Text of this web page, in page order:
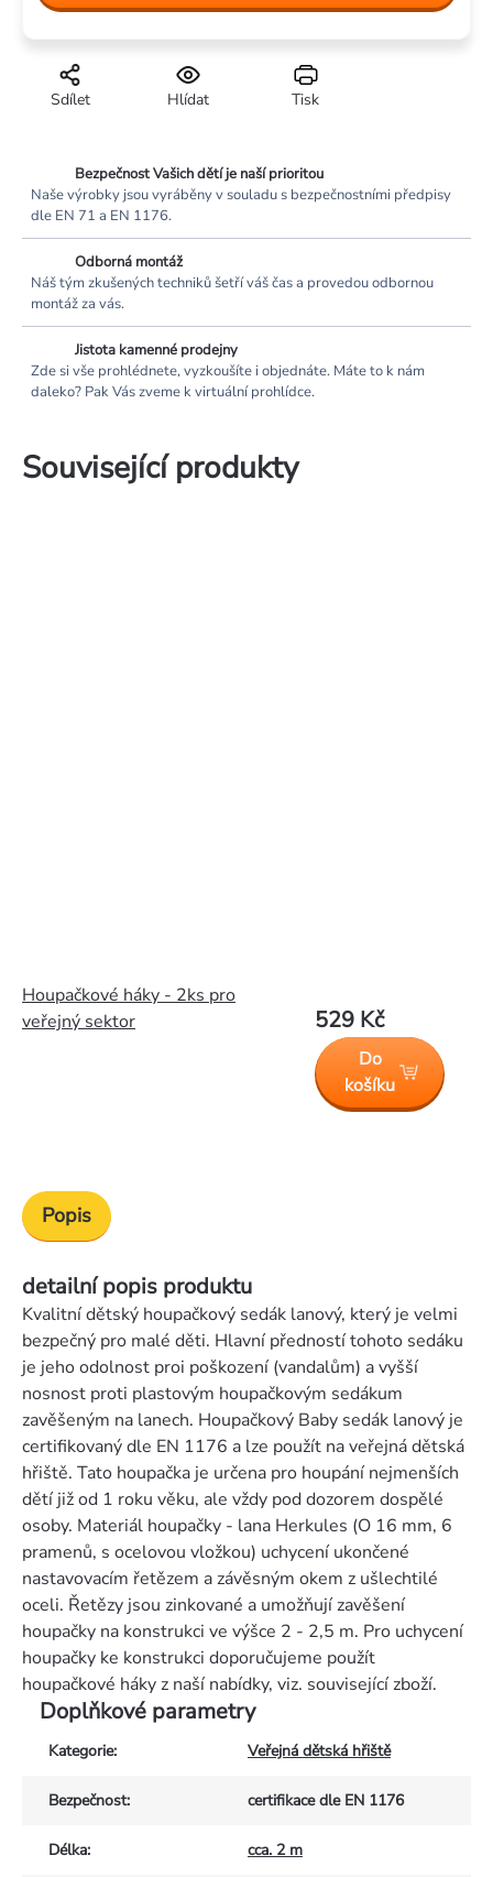
Tisk
Hlídat
Sdílet
Bezpečnost Vašich dětí je naší prioritou
Naše výrobky jsou vyráběny v souladu s bezpečnostními předpisy
dle EN 71 a EN 1176.
Odborná montáž
Náš tým zkušených techniků šetří váš čas a provedou odbornou
montáž za vás.
Jistota kamenné prodejny
Zde si vše prohlédnete, vyzkoušíte i objednáte. Máte to k nám
daleko? Pak Vás zveme k virtuální prohlídce.
Související produkty
Houpačkové háky - 2ks pro
veřejný sektor
529 Kč
Do
košíku
Popis
detailní popis produktu
Kvalitní dětský houpačkový sedák lanový, který je velmi
bezpečný pro malé děti. Hlavní předností tohoto sedáku
je jeho odolnost proi poškození (vandalům) a vyšší
nosnost proti plastovým houpačkovým sedákum
zavěšeným na lanech. Houpačkový Baby sedák lanový je
certifikovaný dle EN 1176 a lze použít na veřejná dětská
hřiště. Tato houpačka je určena pro houpání nejmenších
dětí již od 1 roku věku, ale vždy pod dozorem dospělé
osoby. Materiál houpačky - lana Herkules (O 16 mm, 6
pramenů, s ocelovou vložkou) uchycení ukončené
nastavovacím řetězem a závěsným okem z ušlechtilé
oceli. Řetězy jsou zinkované a umožňují zavěšení
houpačky na konstrukci ve výšce 2 - 2,5 m. Pro uchycení
houpačky ke konstrukci doporučujeme použít
houpačkové háky z naší nabídky, viz. související zboží.
Doplňkové parametry
Kategorie: Veřejná dětská hřiště
Bezpečnost: certifikace dle EN 1176
Délka: cca. 2 m